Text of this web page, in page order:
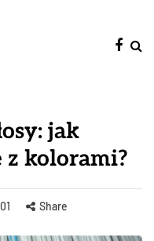
jak
z kolorami?
Share